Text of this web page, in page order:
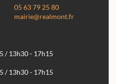
05 63 79 25 80
mairie@realmont.fr
/ 13h30 - 17h15
/ 13h30 - 17h15